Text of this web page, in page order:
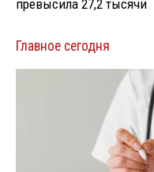
превысила 27,2 тысячи
Главное сегодня